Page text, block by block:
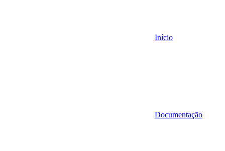
Início
Documentação